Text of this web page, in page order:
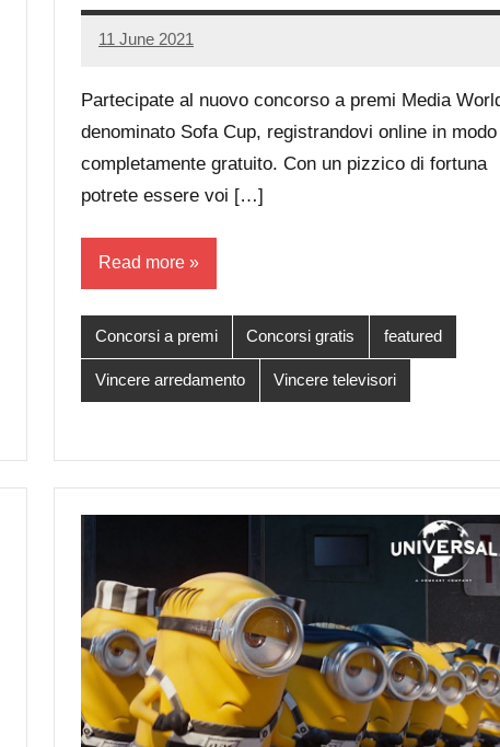
11 June 2021
Luca
No
Partecipate al nuovo concorso a premi Media
denominato Sofa Cup, registrandovi online in modo
completamente gratuito. Con un pizzico di fortuna
potrete essere voi […]
Read more
Concorsi a premi Concorsi gratis featured
Vincere arredamento Vincere televisori